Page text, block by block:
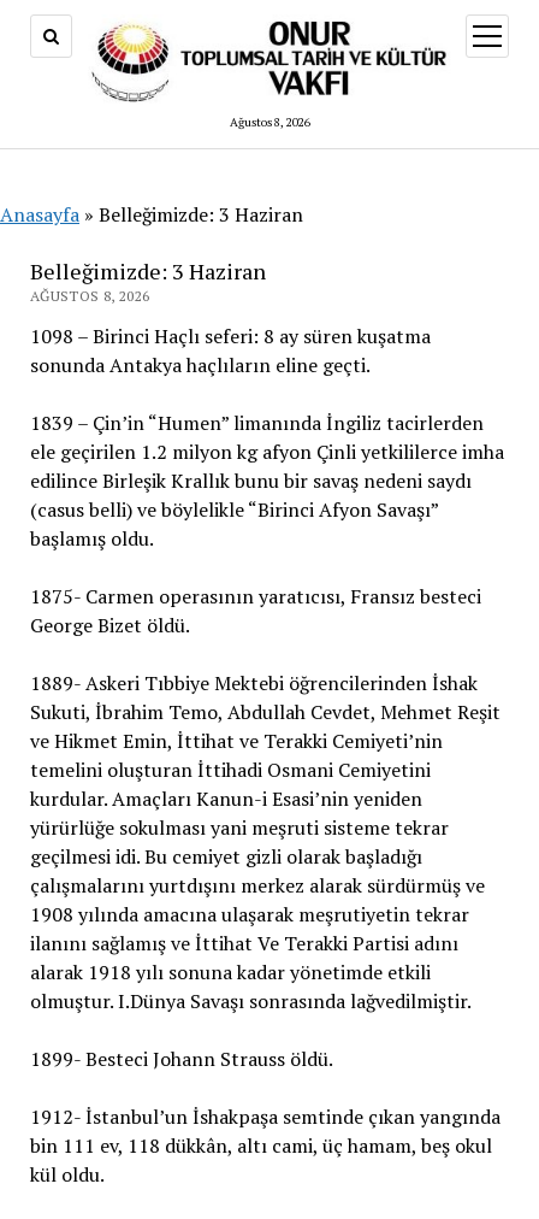
Ağustos 8, 2026
aç
Anasayfa » Belleğimizde: 3 Haziran
Belleğimizde: 3 Haziran
AĞUSTOS 8, 2026
1098 – Birinci Haçlı seferi: 8 ay süren kuşatma
sonunda Antakya haçlıların eline geçti.
1839 – Çin’in “Humen” limanında İngiliz tacirlerden
ele geçirilen 1.2 milyon kg afyon Çinli yetkililerce imha
edilince Birleşik Krallık bunu bir savaş nedeni saydı
(casus belli) ve böylelikle “Birinci Afyon Savaşı”
başlamış oldu.
1875- Carmen operasının yaratıcısı, Fransız besteci
George Bizet öldü.
1889- Askeri Tıbbiye Mektebi öğrencilerinden İshak
Sukuti, İbrahim Temo, Abdullah Cevdet, Mehmet Reşit
ve Hikmet Emin, İttihat ve Terakki Cemiyeti’nin
temelini oluşturan İttihadi Osmani Cemiyetini
kurdular. Amaçları Kanun-i Esasi’nin yeniden
yürürlüğe sokulması yani meşruti sisteme tekrar
geçilmesi idi. Bu cemiyet gizli olarak başladığı
çalışmalarını yurtdışını merkez alarak sürdürmüş ve
1908 yılında amacına ulaşarak meşrutiyetin tekrar
ilanını sağlamış ve İttihat Ve Terakki Partisi adını
alarak 1918 yılı sonuna kadar yönetimde etkili
olmuştur. I.Dünya Savaşı sonrasında lağvedilmiştir.
1899- Besteci Johann Strauss öldü.
1912- İstanbul’un İshakpaşa semtinde çıkan yangında
bin 111 ev, 118 dükkân, altı cami, üç hamam, beş okul
kül oldu.